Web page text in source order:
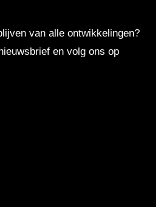
van alle ontwikkelingen?
en volg ons op